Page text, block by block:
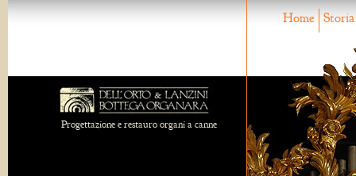
Home Storia
Progettazione e restauro organi a canne